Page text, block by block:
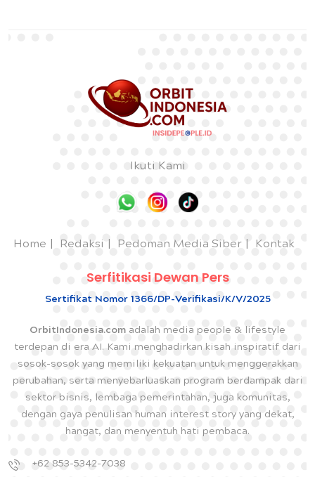
Ikuti Kami
Home Redaksi Pedoman Media Siber Kontak
Serfitikasi Dewan Pers
Sertifikat Nomor 1366/DP-Verifikasi/K/V/2025
OrbitIndonesia.com adalah media people & lifestyle
terdepan di era AI. Kami menghadirkan kisah inspiratif dari
sosok-sosok yang memiliki kekuatan untuk menggerakkan
perubahan, serta menyebarluaskan program berdampak dari
sektor bisnis, lembaga pemerintahan, juga komunitas,
dengan gaya penulisan human interest story yang dekat,
hangat, dan menyentuh hati pembaca.
+62 853-5342-7038